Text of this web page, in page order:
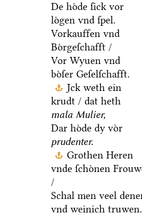
De hoͤde ſick vor
loͤgen vnd ſpel.
Vorkauffen vnd
Boͤrgeſchafft /
Vor Wyuen vnd
boͤſer Geſelſchafft.
Jck weth ein
krudt / dat heth
mala Mulier,
Dar hoͤde dy voͤr
prudenter.
Grothen Heren
vnde ſchoͤnen
/
Schal men veel
vnd weinich truwen.